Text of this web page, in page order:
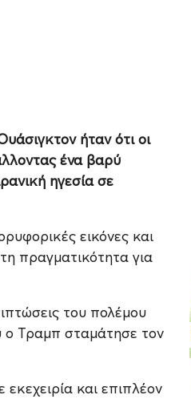
ήταν ότι οι
ένα βαρύ
ηγεσία σε
εικόνες και
πραγματικότητα για
του πολέμου
ο Τραμπ σταμάτησε τον
εκεχειρία και επιπλέον